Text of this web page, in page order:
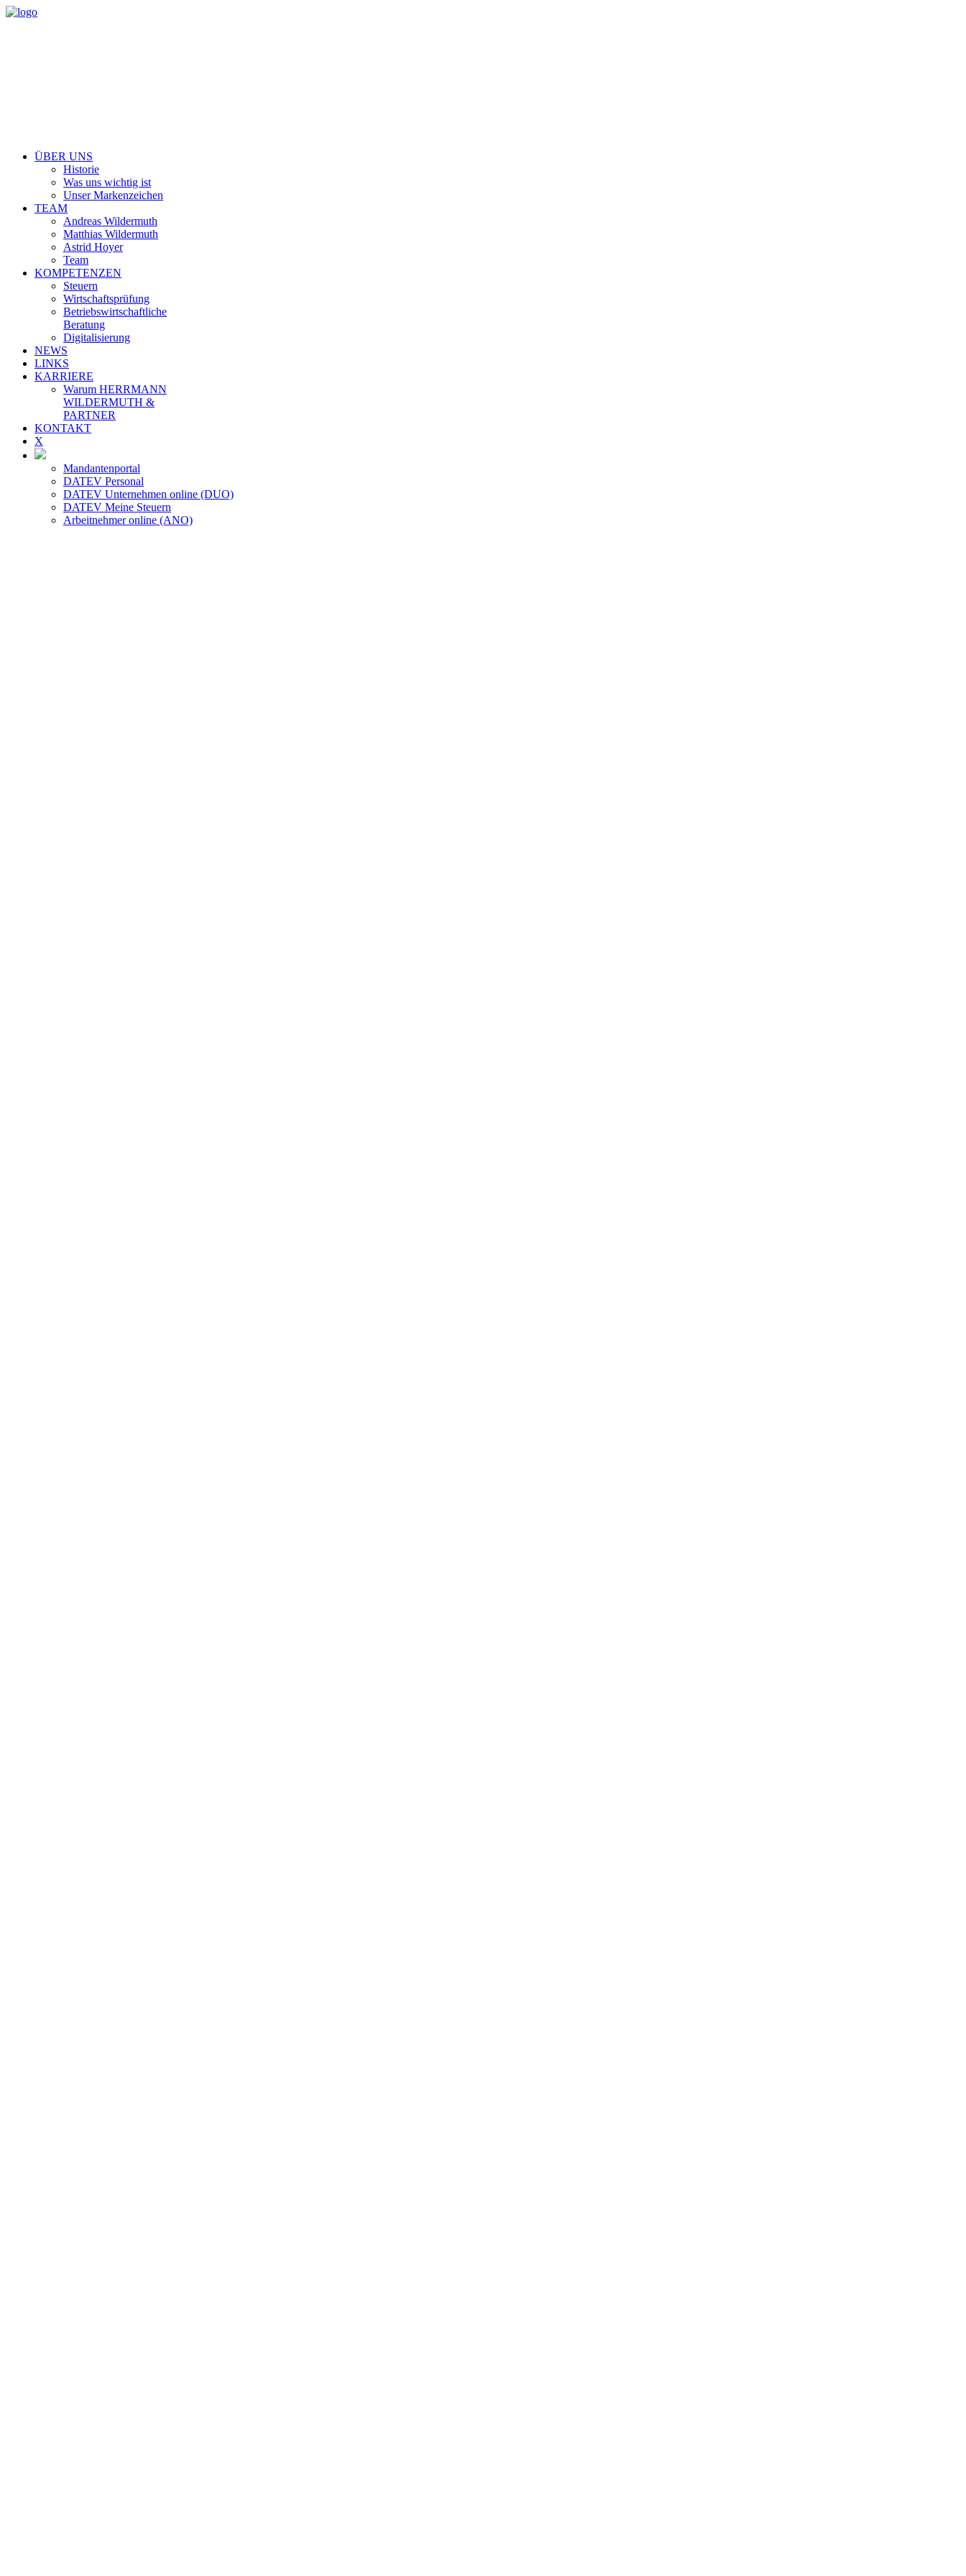
ÜBER UNS
Historie
Was uns wichtig ist
Unser Markenzeichen
TEAM
Andreas Wildermuth
Matthias Wildermuth
Astrid Hoyer
Team
KOMPETENZEN
Steuern
Wirtschaftsprüfung
Betriebswirtschaftliche
Beratung
Digitalisierung
NEWS
LINKS
KARRIERE
Warum HERRMANN
WILDERMUTH &
PARTNER
KONTAKT
X
Mandantenportal
DATEV Personal
DATEV Unternehmen online (DUO)
DATEV Meine Steuern
Arbeitnehmer online (ANO)